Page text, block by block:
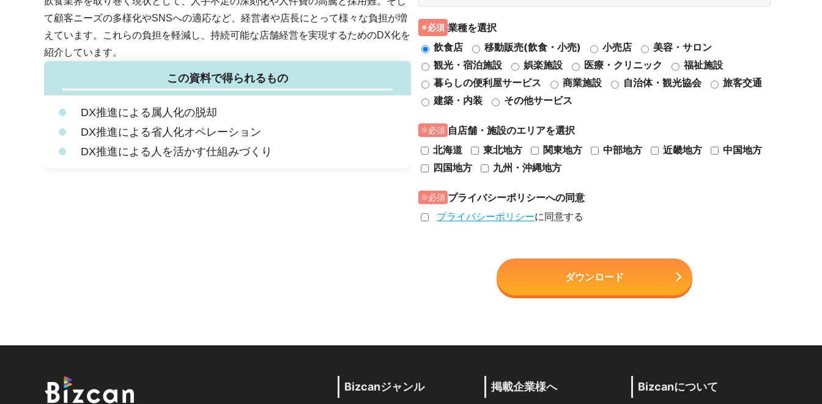
て顧客ニーズの多様化やSNSへの適応など、経営者や店長にとって様々な負担が増
えています。これらの負担を軽減し、持続可能な店舗経営を実現するためのDX化を
紹介しています。
この資料で得られるもの
DX推進による属人化の脱却
DX推進による省人化オペレーション
DX推進による人を活かす仕組みづくり
必須 業種を選択
飲食店
移動販売(飲食・小売) 小売店
美容・サロン
観光・宿泊施設
娯楽施設 医療・クリニック
福祉施設
暮らしの便利屋サービス
商業施設 自治体・観光協会
旅客交通
建築・内装
その他サービス
必須 自店舗・施設のエリアを選択
北海道
東北地方 関東地方 中部地方 近畿地方
中国地方
四国地方
九州・沖縄地方
必須 プライバシーポリシーへの同意
プライバシーポリシーに同意する
Bizcanジャンル 掲載企業様へ Bizcanについて